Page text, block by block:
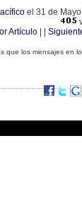
el 31 de
Artículo
que los mensajes en